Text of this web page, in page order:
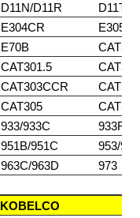
D11N/D11R
D11T
E304CR
E70B
CAT301
CAT301.5
CAT303CCR
CAT305
CAT306
933/933C
933F/
951B/951C
953/
963C/963D
973
KOBELCO